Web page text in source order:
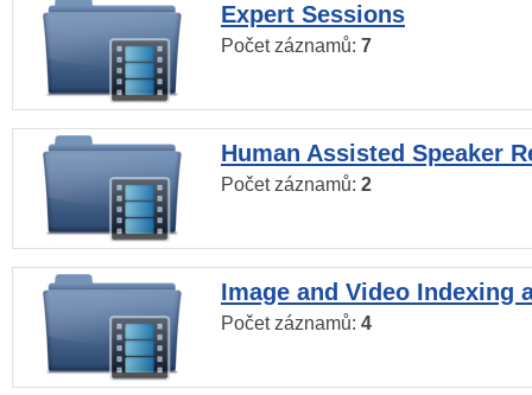
Expert Sessions
Počet záznamů: 7
Human Assisted Speaker
Počet záznamů: 2
Image and Video Indexing
Počet záznamů: 4